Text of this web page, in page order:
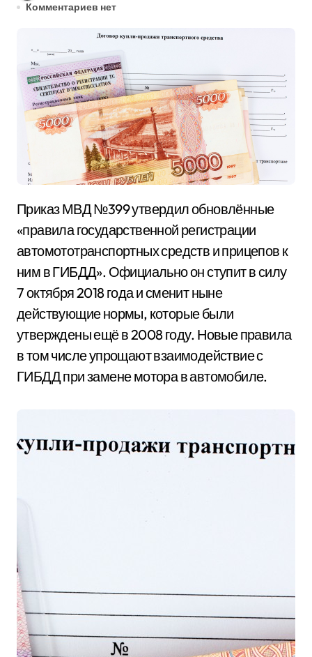
Комментариев нет
Приказ МВД №399 утвердил обновлённые
«правила государственной регистрации
автомототранспортных средств и прицепов к
ним в ГИБДД». Официально он ступит в силу
7 октября 2018 года и сменит ныне
действующие нормы, которые были
утверждены ещё в 2008 году. Новые правила
в том числе упрощают взаимодействие с
ГИБДД при замене мотора в автомобиле.